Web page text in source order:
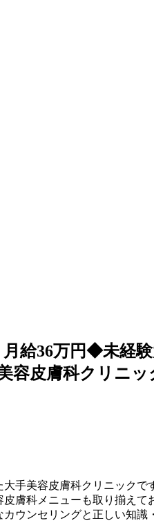
月給36万円◆未経
容皮膚科クリニ
手美容皮膚科クリニックで
膚科メニューも取り揃え
ウンセリングと正しい知